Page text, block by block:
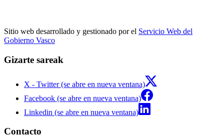
Sitio web desarrollado y gestionado por el Servicio Web del
Gobierno Vasco
Gizarte sareak
X - Twitter (se abre en nueva ventana)
Facebook (se abre en nueva ventana)
Linkedin (se abre en nueva ventana)
Contacto